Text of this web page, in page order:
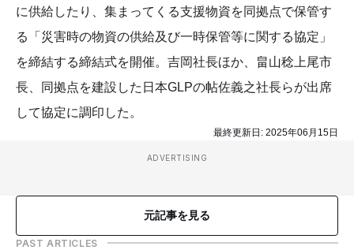
に供給したり、集まってくる支援物資を同拠点で保管す
る「災害時の物資の供給及び一時保管等に関する協定」
を締結する締結式を開催。吉岡社長ほか、畠山稔上尾市
長、同拠点を建設した日本GLPの帖佐義之社長らが出席
して協定に調印した。
最終更新日: 2025年06月15日
ADVERTISING
元記事を見る
PAST ARTICLES